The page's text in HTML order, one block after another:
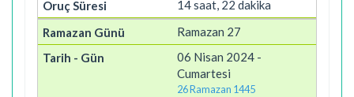
14 saat, 22 dakika
Ramazan 27
06 Nisan 2024 -
Cumartesi
26 Ramazan 1445